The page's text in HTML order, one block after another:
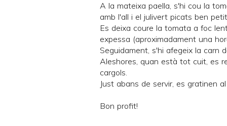
A la mateixa paella, s'hi cou la
amb l'all i el julivert picats ben
Es deixa coure la tomata a foc
expessa (aproximadament una
Seguidament, s'hi afegeix la carn
Aleshores, quan està tot cuit, es
cargols.
Just abans de servir, es gratinen
Bon profit!